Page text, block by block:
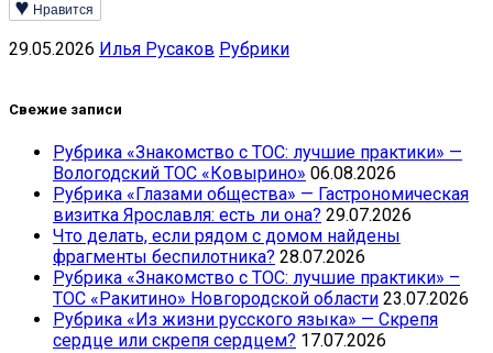
Нравится
29.05.2026 Илья Русаков Рубрики
Свежие записи
Рубрика «Знакомство с ТОС: лучшие практики» —
Вологодский ТОС «Ковырино» 06.08.2026
Рубрика «Глазами общества» — Гастрономическая
визитка Ярославля: есть ли она? 29.07.2026
Что делать, если рядом с домом найдены
фрагменты беспилотника? 28.07.2026
Рубрика «Знакомство с ТОС: лучшие практики» –
ТОС «Ракитино» Новгородской области 23.07.2026
Рубрика «Из жизни русского языка» — Скрепя
сердце или скрепя сердцем? 17.07.2026